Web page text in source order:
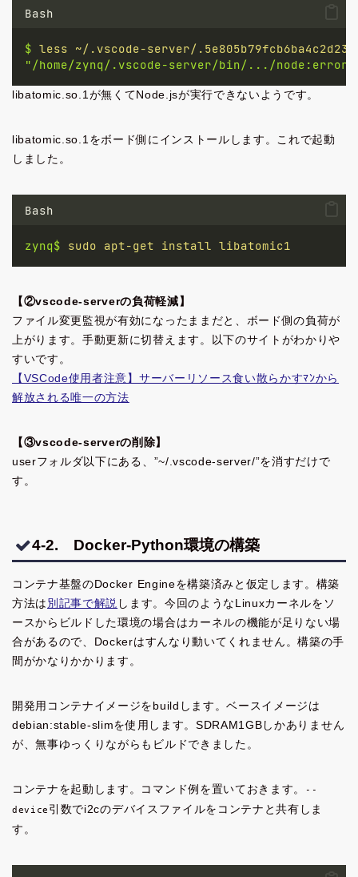
Bash
$ less
~/.vscode-server/
"/home/zynq/.vscode-server/bin/.../
libatomic.so.1が無くてNode.jsが実行できないようです。
libatomic.so.1をボード側にインストールします。これで起動
しました。
Bash
zynq$ sudo apt-get install libatomic1
【②vscode-serverの負荷軽減】
ファイル変更監視が有効になったままだと、ボード側の負荷が
上がります。手動更新に切替えます。以下のサイトがわかりや
すいです。
【VSCode使用者注意】サーバーリソース食い散らかすﾏﾝから
解放される唯一の方法
【③vscode-serverの削除】
userフォルダ以下にある、”~/.vscode-server/”を消すだけで
す。
4-2. Docker-Python環境の構築
コンテナ基盤のDocker Engineを構築済みと仮定します。構築
方法は 別記事で解説 します。今回のようなLinuxカーネルをソ
ースからビルドした環境の場合はカーネルの機能が足りない場
合があるので、Dockerはすんなり動いてくれません。構築の手
間がかなりかかります。
開発用コンテナイメージをbuildします。ベースイメージは
debian:stable-slimを使用します。SDRAM1GBしかありません
が、無事ゆっくりながらもビルドできました。
コンテナを起動します。コマンド例を置いておきます。
--
device 引数でi2cのデバイスファイルをコンテナと共有しま
す。